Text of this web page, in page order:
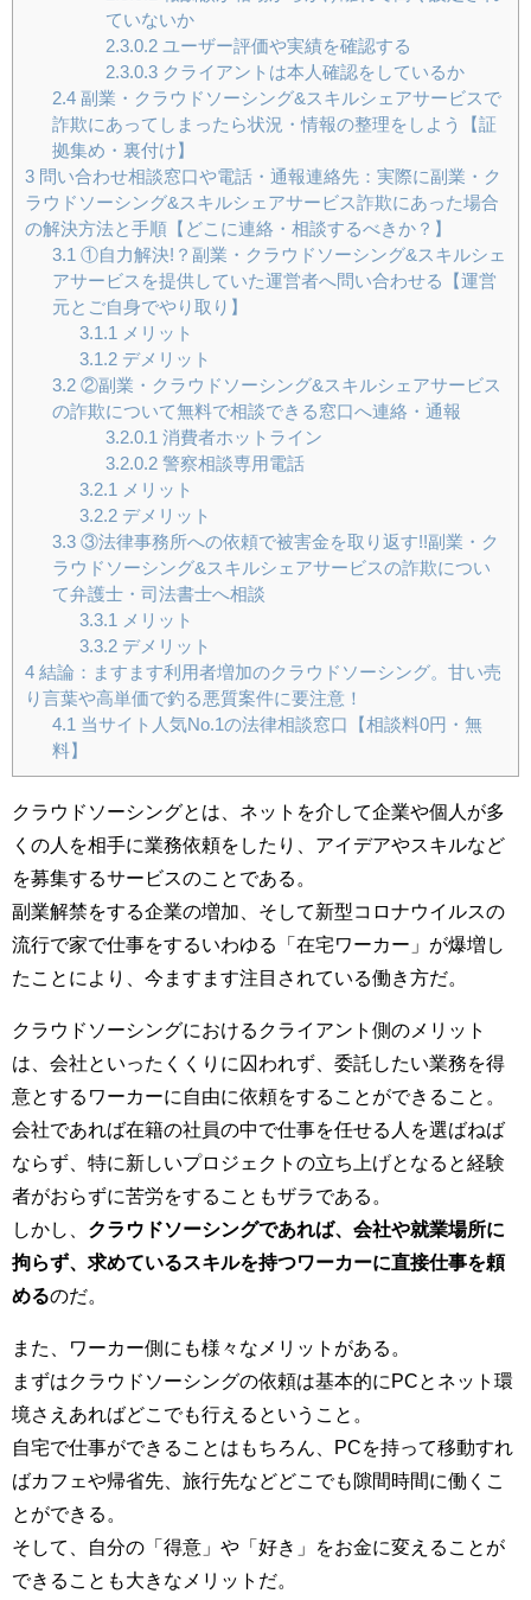
ていないか
2.3.0.2 ユーザー評価や実績を確認する
2.3.0.3 クライアントは本人確認をしているか
2.4副業・クラウドソーシング&スキルシェアサービスで
詐欺にあってしまったら状況・情報の整理をしよう【証
拠集め・裏付け】
3 問い合わせ相談窓口や電話・通報連絡先：実際に副業・ク
ラウドソーシング&スキルシェアサービス詐欺にあった場合
の解決方法と手順【どこに連絡・相談するべきか？】
3.1 ①自力解決!？副業・クラウドソーシング&スキルシェ
アサービスを提供していた運営者へ問い合わせる【運営
元とご自身でやり取り】
3.1.1
メリット
3.1.2デメリット
3.2②副業・クラウドソーシング&スキルシェアサービス
の詐欺について無料で相談できる窓口へ連絡・通報
3.2.0.1 消費者ホットライン
3.2.0.2 警察相談専用電話
3.2.1
メリット
3.2.2デメリット
3.3③法律事務所への依頼で被害金を取り返す!!副業・ク
ラウドソーシング&スキルシェアサービスの詐欺につい
て弁護士・司法書士へ相談
3.3.1
メリット
3.3.2デメリット
4 結論：ますます利用者増加のクラウドソーシング。甘い売
り言葉や高単価で釣る悪質案件に要注意！
4.1 当サイト人気No.1の法律相談窓口【相談料0円・無
料】
クラウドソーシングとは、ネットを介して企業や個人が多
くの人を相手に業務依頼をしたり、アイデアやスキルなど
を募集するサービスのことである。
副業解禁をする企業の増加、そして新型コロナウイルスの
流行で家で仕事をするいわゆる「在宅ワーカー」が爆増し
たことにより、今ますます注目されている働き方だ。
クラウドソーシングにおけるクライアント側のメリット
は、会社といったくくりに囚われず、委託したい業務を得
意とするワーカーに自由に依頼をすることができること。
会社であれば在籍の社員の中で仕事を任せる人を選ばねば
ならず、特に新しいプロジェクトの立ち上げとなると経験
者がおらずに苦労をすることもザラである。
しかし、 クラウドソーシングであれば、会社や就業場所に
拘らず、求めているスキルを持つワーカーに直接仕事を頼
めるのだ。
また、ワーカー側にも様々なメリットがある。
まずはクラウドソーシングの依頼は基本的にPCとネット環
境さえあればどこでも行えるということ。
自宅で仕事ができることはもちろん、PCを持って移動すれ
ばカフェや帰省先、旅行先などどこでも隙間時間に働くこ
とができる。
そして、自分の「得意」や「好き」をお金に変えることが
できることも大きなメリットだ。